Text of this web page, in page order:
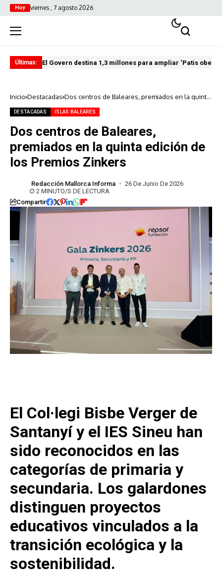
Hoy viernes , 7 agosto 2026
Últimas: El Govern destina 1,3 millones para ampliar ‘Patis
Inicio Destacadas Dos centros de Baleares, premiados en la quinta
DESTACADAS ISLAS BALEARES
Dos centros de Baleares,
premiados en la quinta edición de
los Premios Zinkers
Redacción Mallorca Informa
26 De Junio De 2026
2 MINUTO/S DE LECTURA
Compartir
El Col·legi Bisbe Verger de
Santanyí y el IES Sineu han
sido reconocidos en las
categorías de primaria y
secundaria. Los galardones
distinguen proyectos
educativos vinculados a la
transición ecológica y la
sostenibilidad.